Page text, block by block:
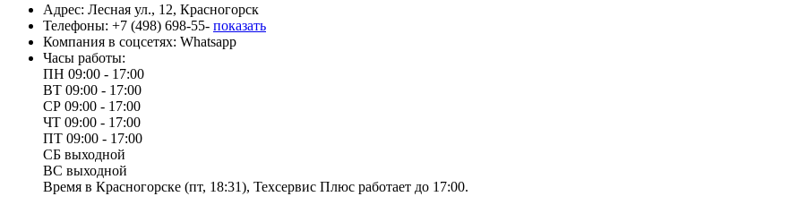
Адрес: Лесная ул., 12, Красногорск
Телефоны: +7 (498) 698-55- показать
Компания в соцсетях: Whatsapp
Часы работы:
ПН 09:00 - 17:00
ВТ 09:00 - 17:00
СР 09:00 - 17:00
ЧТ 09:00 - 17:00
ПТ 09:00 - 17:00
СБ выходной
ВС выходной
Время в Красногорске (пт, 18:31), Техсервис Плюс работает до 17:00.